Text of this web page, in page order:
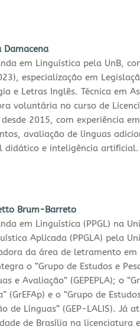
Damacena
em Linguística pela UnB,
especialização em
e Letras Inglês. Técnica em
voluntária no curso de
2015, com experiência
avaliação de línguas
didático e inteligência artificial.
Brum-Barreto
em Linguística (PPGL) na
Aplicada (PPGLA) pela
da área de letramento
o “Grupo de Estudos e
e Avaliação” (GEPEPLA); o
(GrEFAp) e o “Grupo de
de Línguas” (GEP-LALIS). Já
de Brasília na licenciatura